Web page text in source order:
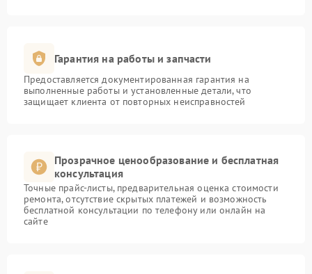
Гарантия на работы и запчасти
Предоставляется документированная гарантия на
выполненные работы и установленные детали, что
защищает клиента от повторных неисправностей
Прозрачное ценообразование и бесплатная
консультация
Точные прайс-листы, предварительная оценка стоимости
ремонта, отсутствие скрытых платежей и возможность
бесплатной консультации по телефону или онлайн на
сайте